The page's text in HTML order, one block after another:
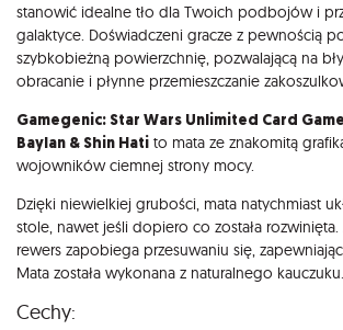
stanowić idealne tło dla Twoich podbojów i
galaktyce. Doświadczeni gracze z pewnością
szybkobieżną powierzchnię, pozwalającą na
obracanie i płynne przemieszczanie
Gamegenic: Star Wars Unlimited Card
Baylan & Shin Hati to mata ze znakomitą
wojowników ciemnej strony mocy.
Dzięki niewielkiej grubości, mata natychmiast
stole, nawet jeśli dopiero co została
rewers zapobiega przesuwaniu się,
Mata została wykonana z naturalnego kauczuku.
Cechy: